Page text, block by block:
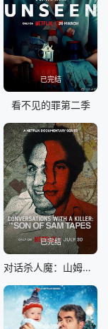
已完结
看不见的罪第二季
已完结
对话杀人魔：山姆之子访谈录